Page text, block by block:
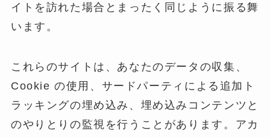
イトを訪れた場合とまったく同じように振る舞
います。
これらのサイトは、あなたのデータの収集、
Cookie の使用、サードパーティによる追加ト
ラッキングの埋め込み、埋め込みコンテンツと
のやりとりの監視を行うことがあります。アカ